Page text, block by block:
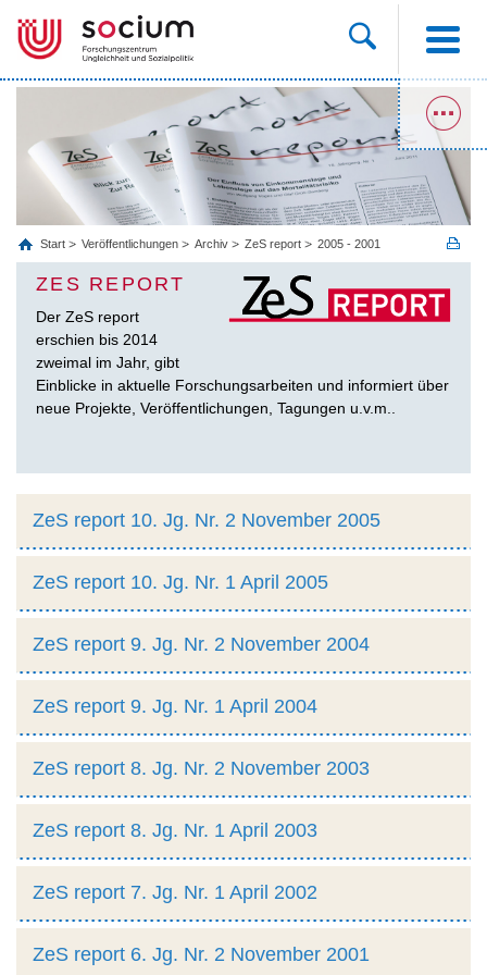
Start Veröffentlichungen Archiv ZeS report 2005 - 2001
ZES REPORT
Der ZeS report
erschien bis 2014
zweimal im Jahr, gibt
Einblicke in aktuelle Forschungsarbeiten und informiert über
neue Projekte, Veröffentlichungen, Tagungen u.v.m..
ZeS report 10. Jg. Nr. 2 November 2005
ZeS report 10. Jg. Nr. 1 April 2005
ZeS report 9. Jg. Nr. 2 November 2004
ZeS report 9. Jg. Nr. 1 April 2004
ZeS report 8. Jg. Nr. 2 November 2003
ZeS report 8. Jg. Nr. 1 April 2003
ZeS report 7. Jg. Nr. 1 April 2002
ZeS report 6. Jg. Nr. 2 November 2001